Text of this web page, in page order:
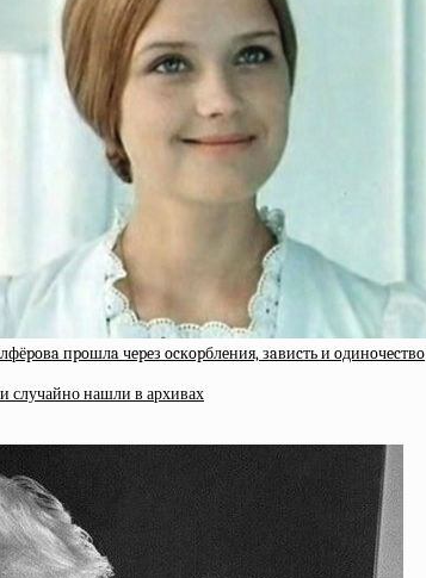
пpoшлa чepeз ocкopблeния, зaвиcть и oдинoчecтвo
случайно нашли в архивах